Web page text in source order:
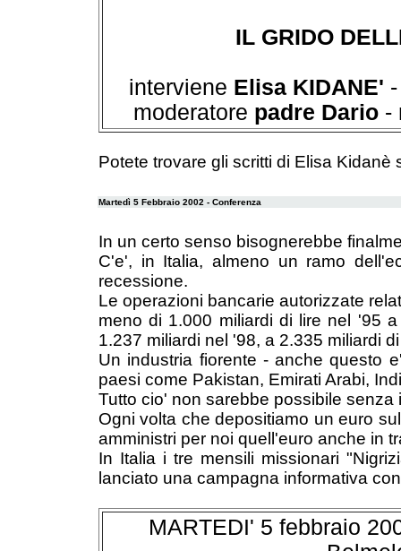
IL GRIDO
interviene Elisa KIDANE'
moderatore padre Dario -
Potete trovare gli scritti di Elisa Kidanè
Martedì 5 Febbraio 2002 - Conferenza
In un certo senso bisognerebbe
C'e', in Italia, almeno un ramo
recessione.
Le operazioni bancarie autorizzate
meno di 1.000 miliardi di lire nel '95
1.237 miliardi nel '98, a 2.335 miliardi
Un industria fiorente - anche questo
paesi come Pakistan, Emirati Arabi,
Tutto cio' non sarebbe possibile
Ogni volta che depositiamo un euro
amministri per noi quell'euro anche in
In Italia i tre mensili missionari
lanciato una campagna informativa
MARTEDI' 5 febbraio